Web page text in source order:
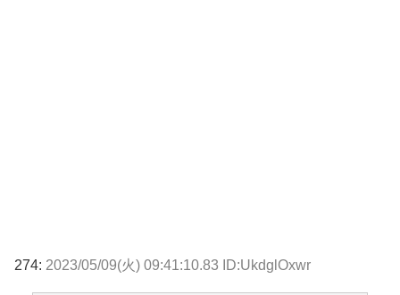
274: 2023/05/09(火) 09:41:10.83 ID:UkdglOxwr